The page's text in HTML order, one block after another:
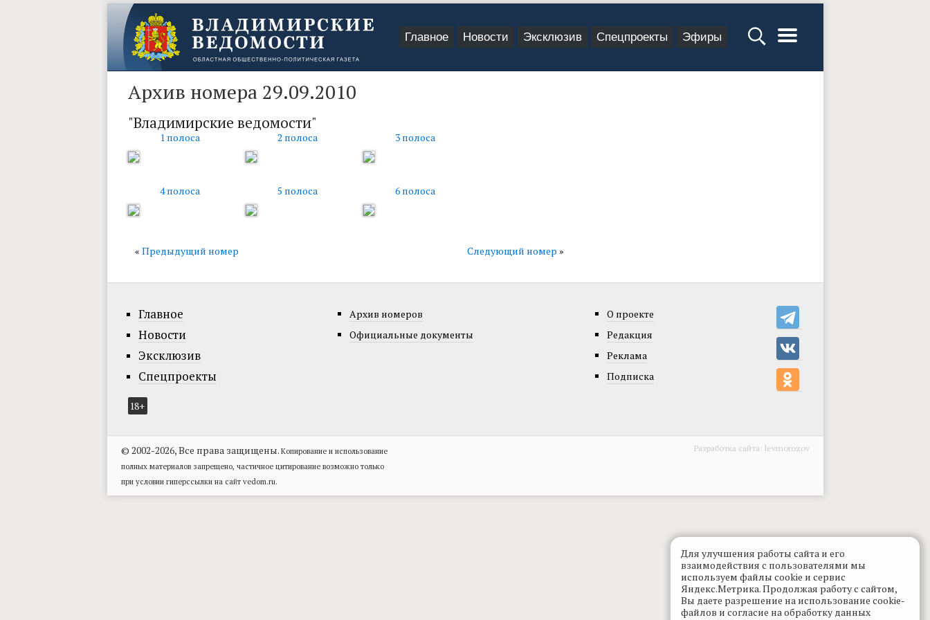
Главное Новости Эксклюзив Спецпроекты Эфиры
Архив номера 29.09.2010
"Владимирские ведомости"
1 полоса 2 полоса 3 полоса
4 полоса 5 полоса 6 полоса
Следующий номер »
« Предыдущий номер
Главное
Новости
Эксклюзив
Спецпроекты
18+
Архив номеров
Официальные документы
О проекте
Редакция
Реклама
Подписка
© 2002-2026, Все права защищены. Копирование и использование
полных материалов запрещено, частичное цитирование возможно только
при условии гиперссылки на сайт vedom.ru.
Разработка сайта: levmorozov
Для улучшения работы сайта и его
взаимодействия с пользователями мы
используем файлы cookie и сервис
Яндекс.Метрика. Продолжая работу с сайтом,
Вы даете разрешение на использование cookie-
файлов и согласие на обработку данных